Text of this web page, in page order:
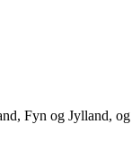
Fyn og Jylland,